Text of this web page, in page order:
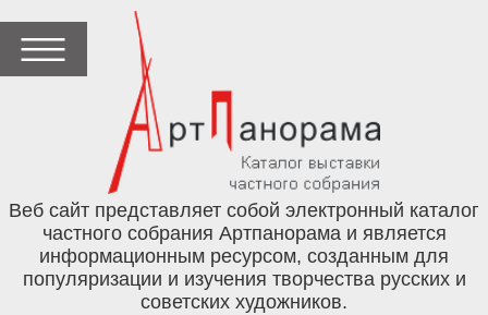
Веб сайт представляет собой электронный каталог
частного собрания Артпанорама и является
информационным ресурсом, созданным для
популяризации и изучения творчества русских и
советских художников.